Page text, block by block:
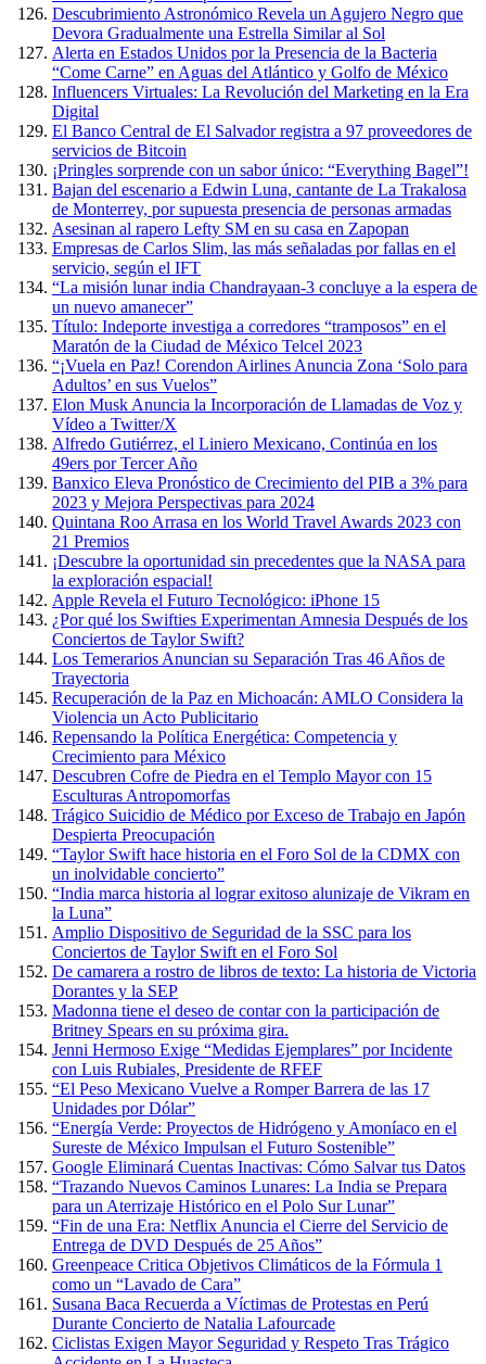
Descubrimiento Astronómico Revela un Agujero Negro que
Devora Gradualmente una Estrella Similar al Sol
Alerta en Estados Unidos por la Presencia de la Bacteria
“Come Carne” en Aguas del Atlántico y Golfo de México
Influencers Virtuales: La Revolución del Marketing en la Era
Digital
El Banco Central de El Salvador registra a 97 proveedores de
servicios de Bitcoin
¡Pringles sorprende con un sabor único: “Everything Bagel”!
Bajan del escenario a Edwin Luna, cantante de La Trakalosa
de Monterrey, por supuesta presencia de personas armadas
Asesinan al rapero Lefty SM en su casa en Zapopan
Empresas de Carlos Slim, las más señaladas por fallas en el
servicio, según el IFT
“La misión lunar india Chandrayaan-3 concluye a la espera de
un nuevo amanecer”
Título: Indeporte investiga a corredores “tramposos” en el
Maratón de la Ciudad de México Telcel 2023
“¡Vuela en Paz! Corendon Airlines Anuncia Zona ‘Solo para
Adultos’ en sus Vuelos”
Elon Musk Anuncia la Incorporación de Llamadas de Voz y
Vídeo a Twitter/X
Alfredo Gutiérrez, el Liniero Mexicano, Continúa en los
49ers por Tercer Año
Banxico Eleva Pronóstico de Crecimiento del PIB a 3% para
2023 y Mejora Perspectivas para 2024
Quintana Roo Arrasa en los World Travel Awards 2023 con
21 Premios
¡Descubre la oportunidad sin precedentes que la NASA para
la exploración espacial!
Apple Revela el Futuro Tecnológico: iPhone 15
¿Por qué los Swifties Experimentan Amnesia Después de los
Conciertos de Taylor Swift?
Los Temerarios Anuncian su Separación Tras 46 Años de
Trayectoria
Recuperación de la Paz en Michoacán: AMLO Considera la
Violencia un Acto Publicitario
Repensando la Política Energética: Competencia y
Crecimiento para México
Descubren Cofre de Piedra en el Templo Mayor con 15
Esculturas Antropomorfas
Trágico Suicidio de Médico por Exceso de Trabajo en Japón
Despierta Preocupación
“Taylor Swift hace historia en el Foro Sol de la CDMX con
un inolvidable concierto”
“India marca historia al lograr exitoso alunizaje de Vikram en
la Luna”
Amplio Dispositivo de Seguridad de la SSC para los
Conciertos de Taylor Swift en el Foro Sol
De camarera a rostro de libros de texto: La historia de Victoria
Dorantes y la SEP
Madonna tiene el deseo de contar con la participación de
Britney Spears en su próxima gira.
Jenni Hermoso Exige “Medidas Ejemplares” por Incidente
con Luis Rubiales, Presidente de RFEF
“El Peso Mexicano Vuelve a Romper Barrera de las 17
Unidades por Dólar”
“Energía Verde: Proyectos de Hidrógeno y Amoníaco en el
Sureste de México Impulsan el Futuro Sostenible”
Google Eliminará Cuentas Inactivas: Cómo Salvar tus Datos
“Trazando Nuevos Caminos Lunares: La India se Prepara
para un Aterrizaje Histórico en el Polo Sur Lunar”
“Fin de una Era: Netflix Anuncia el Cierre del Servicio de
Entrega de DVD Después de 25 Años”
Greenpeace Critica Objetivos Climáticos de la Fórmula 1
como un “Lavado de Cara”
Susana Baca Recuerda a Víctimas de Protestas en Perú
Durante Concierto de Natalia Lafourcade
Ciclistas Exigen Mayor Seguridad y Respeto Tras Trágico